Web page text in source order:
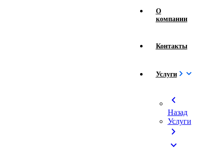
О
компании
Контакты
Услуги
chevron_left
Назад
Услуги
chevron_right
expand_more